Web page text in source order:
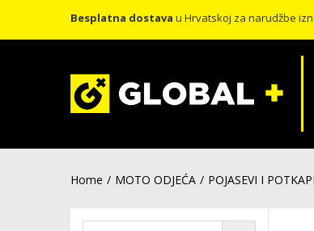
Besplatna dostava u Hrvatskoj za narudžbe
Home MOTO ODJEĆA POJASEVI I